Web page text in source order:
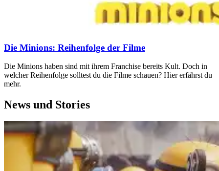
Die Minions: Reihenfolge der Filme
Die Minions haben sind mit ihrem Franchise bereits Kult. Doch in
welcher Reihenfolge solltest du die Filme schauen? Hier erfährst du
mehr.
News und Stories